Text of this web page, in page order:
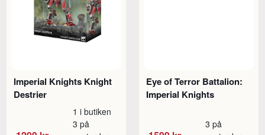
Imperial Knights Knight
Destrier
1 i butiken
3 på
Eye of Terror Battalion:
Imperial Knights
3 på